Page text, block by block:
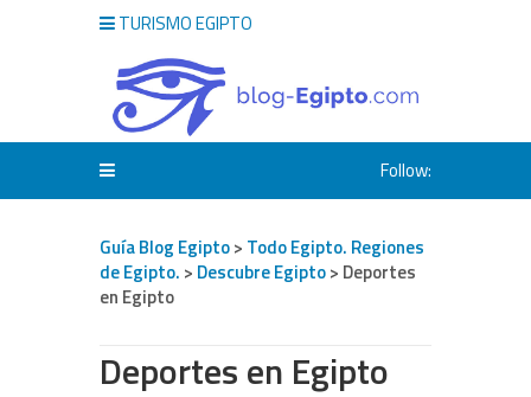
TURISMO EGIPTO
Follow:
Guía Blog Egipto> Todo Egipto. Regiones
de Egipto. > Descubre Egipto> Deportes
en Egipto
Deportes en Egipto